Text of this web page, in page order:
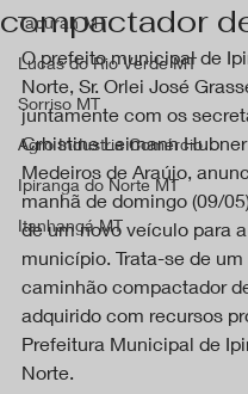
Tapurah MT
Lucas do Rio Verde MT
Sorriso MT
Agro Industria Comércio
Ipiranga do Norte MT
Itanhangá MT
compactador
O prefeito municipal de
Norte, Sr. Orlei José
juntamente com os
Crhistine Leimann
Medeiros de Araújo,
manhã de domingo (09/
de um novo veículo para
município. Trata-se de
caminhão compactador
adquirido com recursos
Prefeitura Municipal de
Norte.